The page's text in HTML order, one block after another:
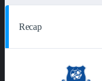
Recap